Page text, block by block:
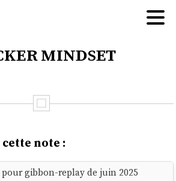
mindset
note :
pour gibbon-replay de juin 2025